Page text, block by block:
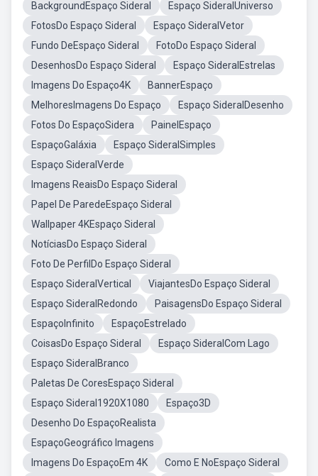
BackgroundEspaço Sideral
Espaço SideralUniverso
FotosDo Espaço Sideral
Espaço SideralVetor
Fundo DeEspaço Sideral
FotoDo Espaço Sideral
DesenhosDo Espaço Sideral
Espaço SideralEstrelas
Imagens Do Espaço4K
BannerEspaço
MelhoresImagens Do Espaço
Espaço SideralDesenho
Fotos Do EspaçoSidera
PainelEspaço
EspaçoGaláxia
Espaço SideralSimples
Espaço SideralVerde
Imagens ReaisDo Espaço Sideral
Papel De ParedeEspaço Sideral
Wallpaper 4KEspaço Sideral
NotíciasDo Espaço Sideral
Foto De PerfilDo Espaço Sideral
Espaço SideralVertical
ViajantesDo Espaço Sideral
Espaço SideralRedondo
PaisagensDo Espaço Sideral
EspaçoInfinito
EspaçoEstrelado
CoisasDo Espaço Sideral
Espaço SideralCom Lago
Espaço SideralBranco
Paletas De CoresEspaço Sideral
Espaço Sideral1920X1080
Espaço3D
Desenho Do EspaçoRealista
EspaçoGeográfico Imagens
Imagens Do EspaçoEm 4K
Como E NoEspaço Sideral